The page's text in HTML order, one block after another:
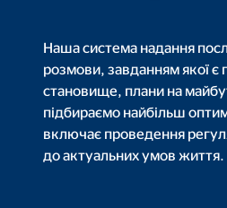
Наша система надання
розмови, завданням якої є
становище, плани на
підбираємо найбільш
включає проведення
до актуальних умов життя.
місяців
замовчуванням. Якщо файли cookie